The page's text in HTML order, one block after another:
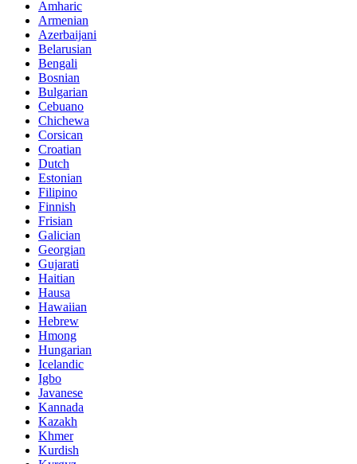
Amharic
Armenian
Azerbaijani
Belarusian
Bengali
Bosnian
Bulgarian
Cebuano
Chichewa
Corsican
Croatian
Dutch
Estonian
Filipino
Finnish
Frisian
Galician
Georgian
Gujarati
Haitian
Hausa
Hawaiian
Hebrew
Hmong
Hungarian
Icelandic
Igbo
Javanese
Kannada
Kazakh
Khmer
Kurdish